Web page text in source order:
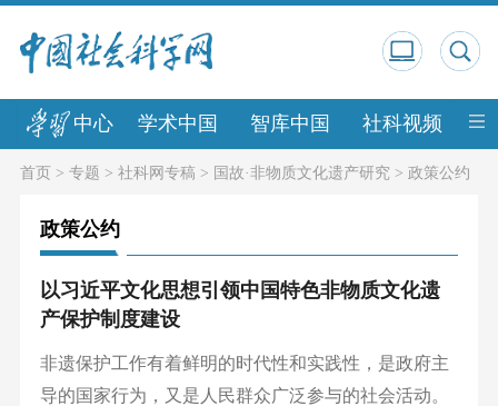
中心 学术中国 智库中国 社科视频 中
首页> 专题 > 社科网专稿> 国故·非物质文化遗产研究 > 政策公约
政策公约
以习近平文化思想引领中国特色非物质文化遗
产保护制度建设
非遗保护工作有着鲜明的时代性和实践性，是政府主
导的国家行为，又是人民群众广泛参与的社会活动。